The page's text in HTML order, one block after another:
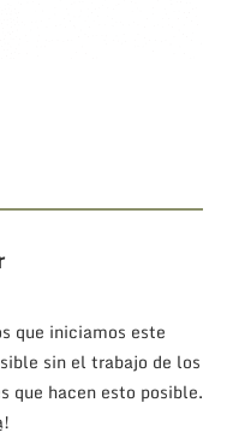
que iniciamos este
sin el trabajo de los
que hacen esto posible.